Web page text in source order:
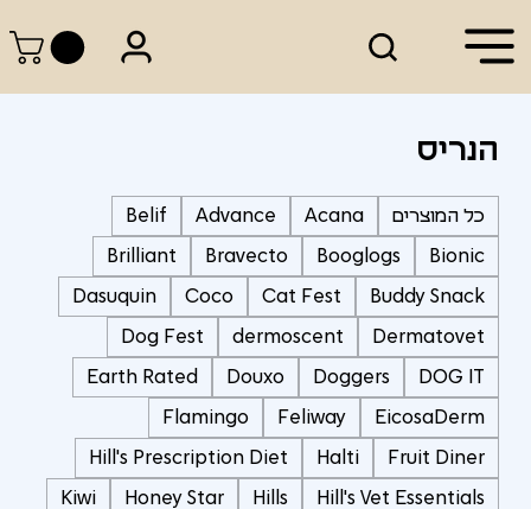
הנריס
כל המוצרים Acana
Advance
Belif
Bionic
Booglogs
Bravecto
Brilliant
Buddy Snack
Cat Fest
Coco
Dasuquin
Dermatovet
dermoscent
Dog Fest
DOG IT
Doggers
Douxo
Earth Rated
EicosaDerm
Feliway
Flamingo
Fruit Diner
Halti
Hill's Prescription Diet
Hill's Vet Essentials
Hills
Honey Star
Kiwi